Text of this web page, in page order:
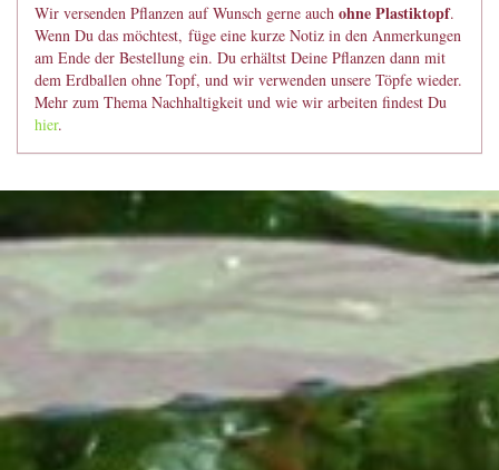
Wir versenden Pflanzen auf Wunsch gerne auch ohne Plastiktopf.
Wenn Du das möchtest, füge eine kurze Notiz in den Anmerkungen
am Ende der Bestellung ein. Du erhältst Deine Pflanzen dann mit
dem Erdballen ohne Topf, und wir verwenden unsere Töpfe wieder.
Mehr zum Thema Nachhaltigkeit und wie wir arbeiten findest Du
hier.